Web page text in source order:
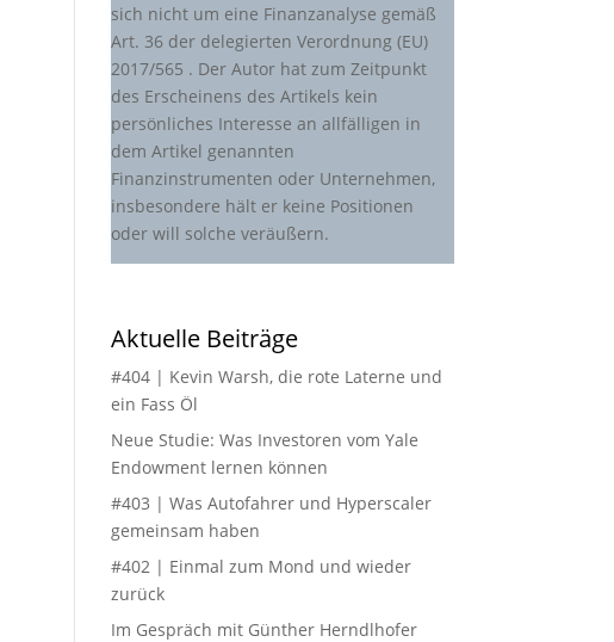
sich nicht um eine Finanzanalyse gemäß
Art. 36 der delegierten Verordnung (EU)
2017/565 . Der Autor hat zum Zeitpunkt
des Erscheinens des Artikels kein
persönliches Interesse an allfälligen in
dem Artikel genannten
Finanzinstrumenten oder Unternehmen,
insbesondere hält er keine Positionen
oder will solche veräußern.
Aktuelle Beiträge
#404 | Kevin Warsh, die rote Laterne und
ein Fass Öl
Neue Studie: Was Investoren vom Yale
Endowment lernen können
#403 | Was Autofahrer und Hyperscaler
gemeinsam haben
#402 | Einmal zum Mond und wieder
zurück
Im Gespräch mit Günther Herndlhofer